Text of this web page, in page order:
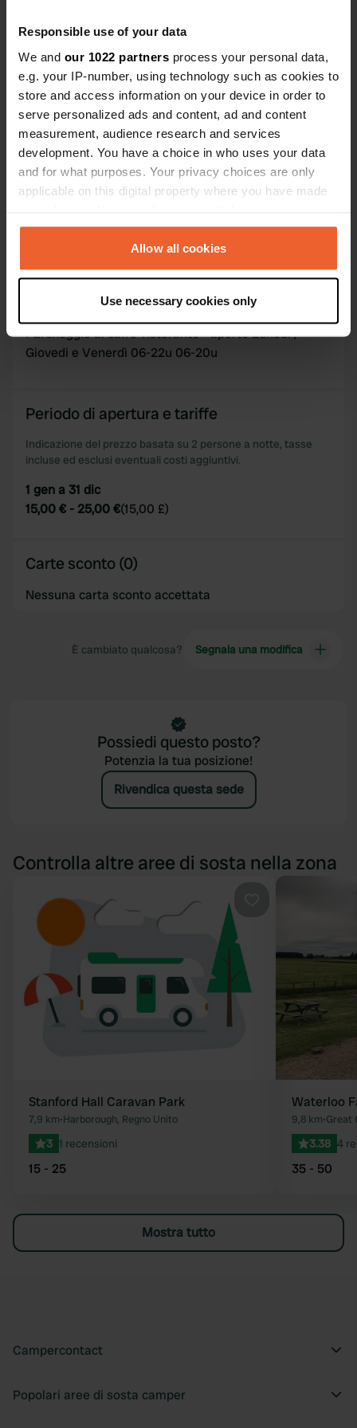
Responsible use of your data
We and our 1022 partners process your personal data,
e.g. your IP-number, using technology such as cookies to
store and access information on your device in order to
serve personalized ads and content, ad and content
measurement, audience research and services
development. You have a choice in who uses your data
and for what purposes. Your privacy choices are only
applicable on this digital property where you have made
any time from the Cookie Declaration or by clicking on
the Privacy trigger icon.
Collect information about your geographical location
which can be accurate to within several meters
Identify your device by actively scanning it for
and set your preferences in the details section
We use cookies to personalise content and ads, to
provide social media features and to analyse our traffic.
We also share information about your use of our site with
our social media, advertising and analytics partners who
of their services.
Allow all cookies
Use necessary cookies only
Codice sito
51490 Copia
Upgrade aPRO+
per tutti i dettagli di contatto PRO+
Mappa
Mostra sulla mappa
Informazione
Parcheggio al caffè-ristorante - aperto Lunedi /
Giovedi e Venerdì 06-22u 06-20u
Periodo di apertura e tariffe
Indicazione del prezzo basata su 2 persone a notte, tasse
incluse ed esclusi eventuali costi aggiuntivi.
1 gen a 31 dic
15,00 € - 25,00 €(15,00 £)
Carte sconto (0)
Nessuna carta sconto accettata
È cambiato qualcosa? Segnala una modifica
Possiedi questo posto?
Potenzia la tua posizione!
Rivendica questa sede
Controlla altre aree di sosta nella zona
Stanford Hall Caravan Park
7,9 km•Harborough, Regno Unito
3 1 recensioni
15 - 25
Waterloo
9,8 km•Great
3.38 4
35 - 50
Mostra tutto
Campercontact
Popolari aree di sosta camper